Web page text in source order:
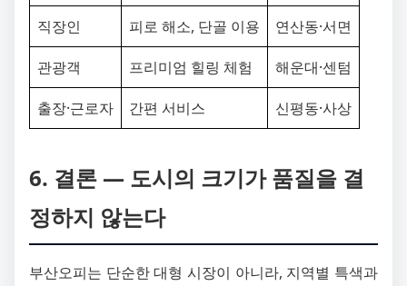
직장인 피로 해소, 단골 이용 연산동·서면
관광객 프리미엄 힐링 체험 해운대·센텀
출장·근로자 간편 서비스 신평동·사상
6. 결론 ― 도시의 크기가 품질을 결
정하지 않는다
부산오피는 단순한 대형 시장이 아니라, 지역별 특색과